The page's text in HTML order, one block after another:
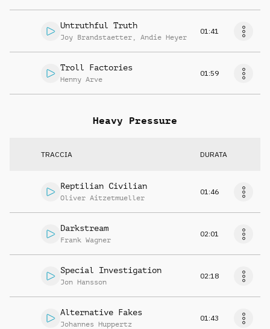
Untruthful Truth
Joy Brandstaetter , Andie Heyer
01:41
Troll Factories
Henny Arve
01:59
Heavy Pressure
TRACCIA DURATA
Reptilian Civilian
Oliver Aitzetmueller
01:46
Darkstream
Frank Wagner
02:01
Special Investigation
Jon Hansson
02:18
Alternative Fakes
Johannes Huppertz
01:43